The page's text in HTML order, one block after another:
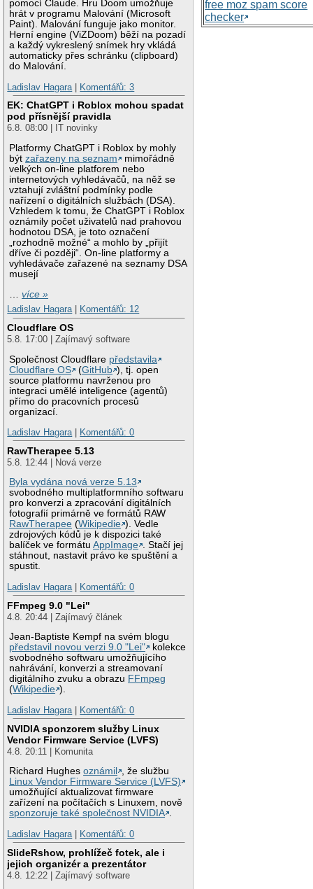
pomocí Claude. Hru Doom umožňuje
hrát v programu Malování (Microsoft
Paint). Malování funguje jako monitor.
Herní engine (ViZDoom) běží na pozadí
a každý vykreslený snímek hry vkládá
automaticky přes schránku (clipboard)
do Malování.
Ladislav Hagara
Komentářů: 3
EK: ChatGPT i Roblox mohou spadat
pod přísnější pravidla
6.8. 08:00 | IT novinky
Platformy ChatGPT i Roblox by mohly
býtzařazeny na seznam
mimořádně
velkých on-line platforem nebo
internetových vyhledávačů, na něž se
vztahují zvláštní podmínky podle
nařízení o digitálních službách (DSA).
Vzhledem k tomu, že ChatGPT i Roblox
oznámily počet uživatelů nad prahovou
hodnotou DSA, je toto označení
„rozhodně možné“ a mohlo by „přijít
dříve či později“. On-line platformy a
vyhledávače zařazené na seznamy DSA
musejí
…více »
Ladislav Hagara| Komentářů: 12
Cloudflare OS
5.8. 17:00 | Zajímavý software
Společnost Cloudflare představila
Cloudflare OS
(GitHub ), tj. open
source platformu navrženou pro
integraci umělé inteligence (agentů)
přímo do pracovních procesů
organizací.
Ladislav Hagara| Komentářů: 0
RawTherapee 5.13
5.8. 12:44 | Nová verze
Byla vydána nová verze 5.13
svobodného multiplatformního softwaru
pro konverzi a zpracování digitálních
fotografií primárně ve formátů RAW
RawTherapee (Wikipedie ). Vedle
zdrojových kódů je k dispozici také
balíček ve formátuAppImage . Stačí jej
stáhnout, nastavit právo ke spuštění a
spustit.
Ladislav Hagara| Komentářů: 0
FFmpeg 9.0 "Lei"
4.8. 20:44 | Zajímavý článek
Jean-Baptiste Kempf na svém blogu
představil novou verzi 9.0 "Lei"
kolekce
svobodného softwaru umožňujícího
nahrávání, konverzi a streamovaní
digitálního zvuku a obrazu FFmpeg
(Wikipedie ).
Ladislav Hagara| Komentářů: 0
NVIDIA sponzorem služby Linux
Vendor Firmware Service (LVFS)
4.8. 20:11 | Komunita
Richard Hughesoznámil
, že službu
Linux Vendor Firmware Service (LVFS)
umožňující aktualizovat firmware
zařízení na počítačích s Linuxem, nově
sponzoruje také společnost NVIDIA .
Ladislav Hagara| Komentářů: 0
SlideRshow, prohlížeč fotek, ale i
jejich organizér a prezentátor
4.8. 12:22 | Zajímavý software
free moz spam score
checker